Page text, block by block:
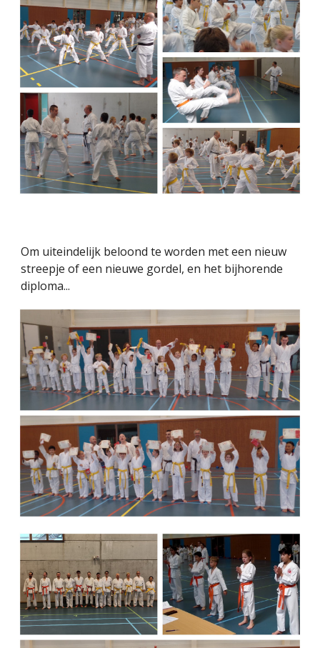
Om uiteindelijk beloond te worden met een nieuw
streepje of een nieuwe gordel, en het bijhorende
diploma...